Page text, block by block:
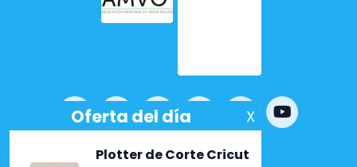
Powered bynopCommerce